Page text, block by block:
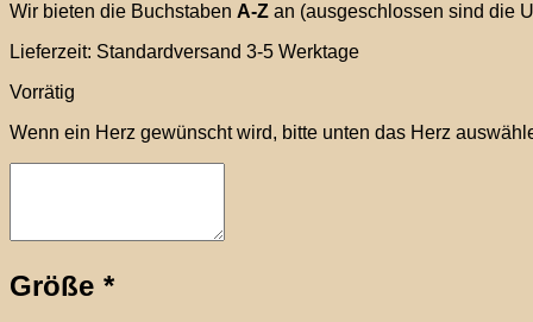
Wir bieten die Buchstaben A-Z an (ausgeschlossen sind die
Lieferzeit: Standardversand 3-5 Werktage
Vorrätig
Wenn ein Herz gewünscht wird, bitte unten das Herz
Größe *